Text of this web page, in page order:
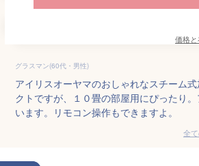
価格
グラスマン(60代・男性)
アイリスオーヤマのおしゃれなスチーム
クトですが、１０畳の部屋用にぴったり
います。リモコン操作もできますよ。
全